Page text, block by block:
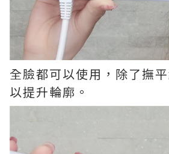
全臉都可以使用，除了撫
以提升輪廓。